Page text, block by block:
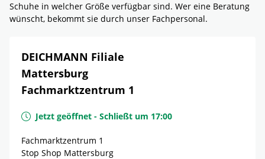
Schuhe in welcher Größe verfügbar sind. Wer eine Beratung
wünscht, bekommt sie durch unser Fachpersonal.
DEICHMANN Filiale
Mattersburg
Fachmarktzentrum 1
Jetzt geöffnet - Schließt um 17:00
Fachmarktzentrum 1
Stop Shop Mattersburg